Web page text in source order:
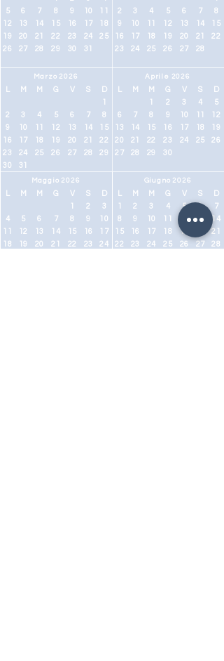
5
6 7 8 9 10
11
12
13 14 15 16 17
18
19
20 21 22 23 24
25
26
27 28 29 30 31
Marzo 2026
M M G V S
D
1
2
3 4 5 6 7
8
9
10 11 12 13 14
15
16
17 18 19 20 21
22
23
24 25 26 27 28
29
30
31
Maggio 2026
M M G V S
D
1
2
3
4
5 6 7 8 9
10
11
12 13 14 15 16
17
18
19 20 21 22 23
24
2
3 4 5 6 7
8
9
10 11 12 13 14
15
16
17 18 19 20 21
22
23
24 25 26 27 28
Aprile 2026
M M G V S
D
1
2 3 4
5
6
7 8 9 10 11
12
13
14 15 16 17 18
19
20
21 22 23 24 25
26
27
28 29 30
Giugno 2026
M M G V S
D
1
2 3 4 5 6
7
8
9 10 11 12 13
14
15
16 17 18 19
21
22
23 24 25 26 27
28